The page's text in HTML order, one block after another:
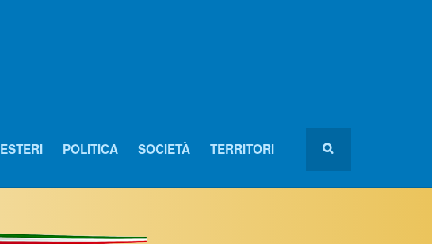
ESTERI POLITICA SOCIETÀ TERRITORI